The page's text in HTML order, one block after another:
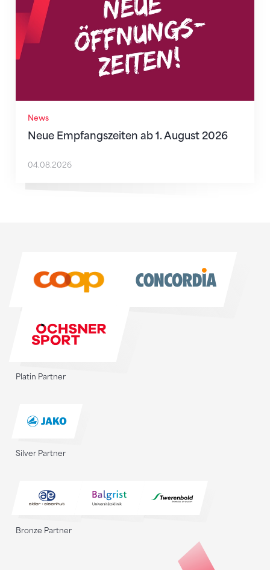
News
Neue Empfangszeiten ab 1. August 2026
04.08.2026
Platin Partner
Silver Partner
Bronze Partner